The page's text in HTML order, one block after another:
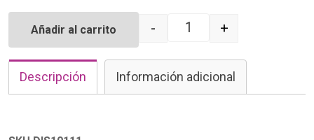
Quantity
- +
Añadir al carrito
Descripción Información adicional